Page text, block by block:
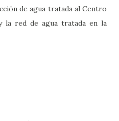
de agua tratada al Centro
la red de agua tratada en la